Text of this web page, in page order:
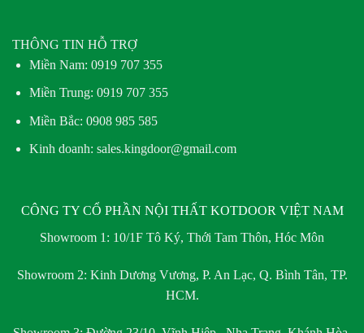
THÔNG TIN HỖ TRỢ
Miền Nam: 0919 707 355
Miền Trung: 0919 707 355
Miền Bắc: 0908 985 585
Kinh doanh: sales.kingdoor@gmail.com
CÔNG TY CỔ PHẦN NỘI THẤT KOTDOOR VIỆT NAM
Showroom 1: 10/1F Tô Ký, Thới Tam Thôn, Hóc Môn
Showroom 2: Kinh Dương Vương, P. An Lạc, Q. Bình Tân, TP.
HCM.